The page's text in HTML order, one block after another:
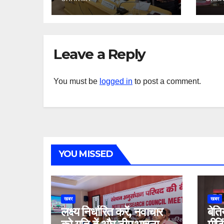
Leave a Reply
You must be logged in to post a comment.
YOU MISSED
खबर
लक्ष्य निर्धारित करें, नवाचार
खबर